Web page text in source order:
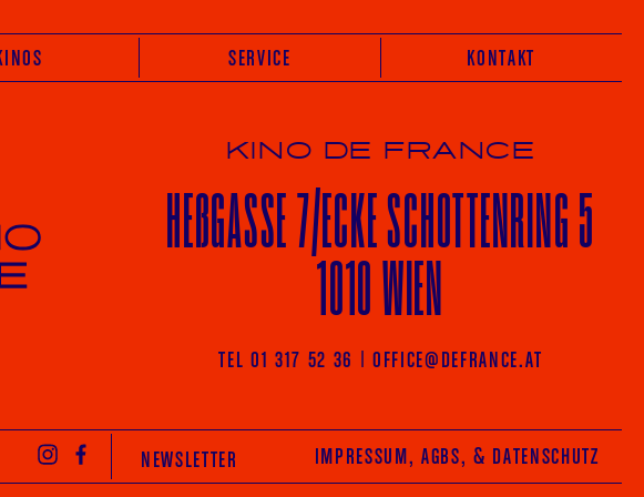
SERVICE KONTAKT
KINO DE FRANCE
HEßGASSE 7/ECKESCHOTTENRING 5
1010 WIEN
TEL 01 317 52 36 | OFFICE@DEFRANCE.AT
INSTAGRAM
FACEBOOK
NEWSLETTER IMPRESSUM, AGBS, & DATENSCHUTZ